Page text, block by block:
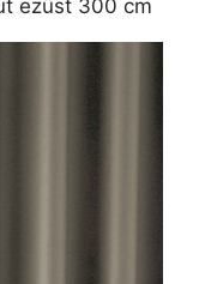
ezüst 300 cm